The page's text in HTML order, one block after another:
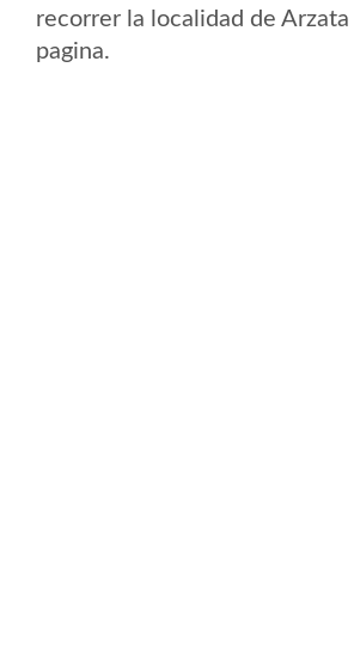
recorrer la localidad de Arzata
pagina.